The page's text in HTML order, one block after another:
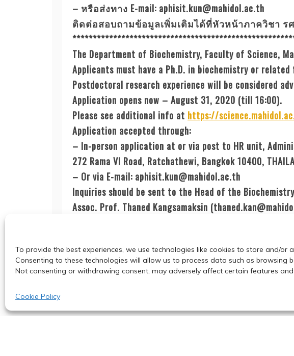
To provide the best experiences, we use technologies like cookies to store and/or
Consenting to these technologies will allow us to process data such as browsing
Not consenting or withdrawing consent, may adversely affect certain features
Cookie Policy
– หรือส่งทาง E-mail: aphisit.kun@mahidol.ac.th
ติดต่อสอบถามข้อมูลเพิ่มเติมได้ที่หัวหน้าภาควิชา รศ.
The Department of Biochemistry, Faculty of Science,
Applicants must have a Ph.D. in biochemistry or
Postdoctoral research experience will be considered
Application opens now – August 31, 2020 (till 16:00).
Please see additional info at https://
Application accepted through:
– In-person application at or via post to HR unit,
272 Rama VI Road, Ratchathewi, Bangkok 10400,
– Or via E-mail: aphisit.kun@mahidol.ac.th
Inquiries should be sent to the Head of the
Assoc. Prof. Thaned Kangsamaksin
Post
navigation
BC Faculty Candidate Seminar: March 10, 2020